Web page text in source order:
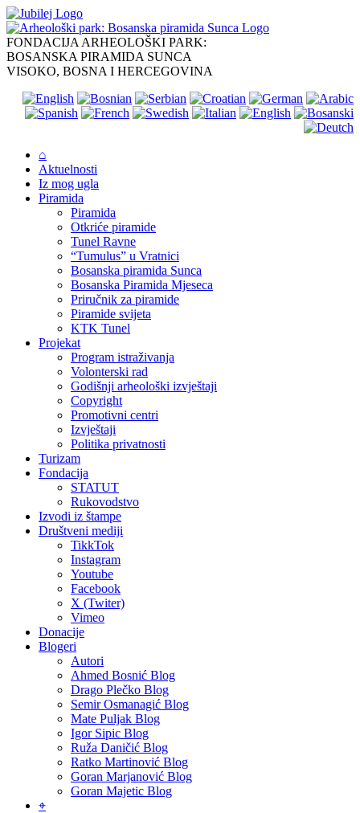
Skip
to
content
FONDACIJA ARHEOLOŠKI PARK:
BOSANSKA PIRAMIDA SUNCA
VISOKO, BOSNA I HERCEGOVINA
⌂
Aktuelnosti
Iz mog ugla
Piramida
Piramida
Otkriće piramide
Tunel Ravne
“Tumulus” u Vratnici
Bosanska piramida Sunca
Bosanska Piramida Mjeseca
Priručnik za piramide
Piramide svijeta
KTK Tunel
Projekat
Program istraživanja
Volonterski rad
Godišnji arheološki izvještaji
Copyright
Promotivni centri
Izvještaji
Politika privatnosti
Turizam
Fondacija
STATUT
Rukovodstvo
Izvodi iz štampe
Društveni mediji
TikkTok
Instagram
Youtube
Facebook
X (Twiter)
Vimeo
Donacije
Blogeri
Autori
Ahmed Bosnić Blog
Drago Plečko Blog
Semir Osmanagić Blog
Mate Puljak Blog
Igor Sipic Blog
Ruža Daničić Blog
Ratko Martinović Blog
Goran Marjanović Blog
Goran Majetic Blog
⌖